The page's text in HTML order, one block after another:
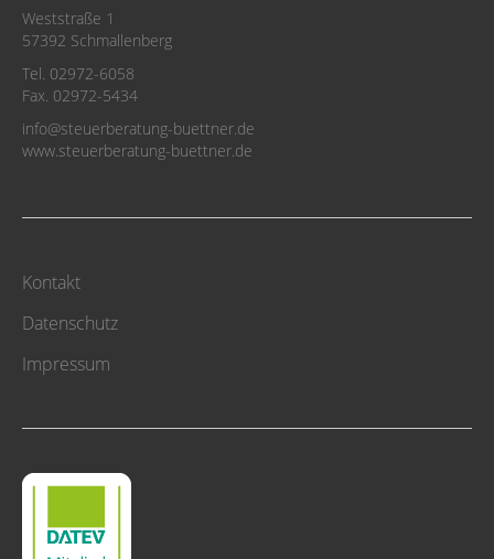
Weststraße 1
57392 Schmallenberg
Tel. 02972-6058
Fax. 02972-5434
info@steuerberatung-buettner.de
www.steuerberatung-buettner.de
Kontakt
Datenschutz
Impressum